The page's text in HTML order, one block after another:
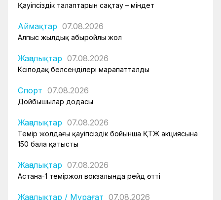
Қауіпсіздік талаптарын сақтау – міндет
Аймақтар 07.08.2026
Алпыс жылдық абыройлы жол
Жаңалықтар 07.08.2026
Кәсіподақ белсенділері марапатталды
Спорт 07.08.2026
Дойбышылар додасы
Жаңалықтар 07.08.2026
Темір жолдағы қауіпсіздік бойынша ҚТЖ акциясына
150 бала қатысты
Жаңалықтар 07.08.2026
Астана-1 теміржол вокзалында рейд өтті
Жаңалықтар / Мұрағат 07.08.2026